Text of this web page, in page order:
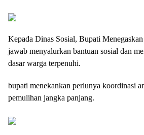
Kepada Dinas Sosial, Bupati
jawab menyalurkan bantuan sosial dan
dasar warga terpenuhi.
bupati menekankan perlunya koordinasi
pemulihan jangka panjang.